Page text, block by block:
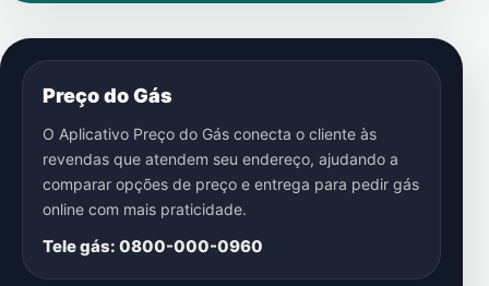
Preço do Gás
O Aplicativo Preço do Gás conecta o cliente às
revendas que atendem seu endereço, ajudando a
comparar opções de preço e entrega para pedir gás
online com mais praticidade.
Tele gás: 0800-000-0960